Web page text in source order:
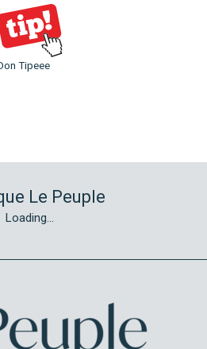
Tipeee
Le Peuple
Loading...